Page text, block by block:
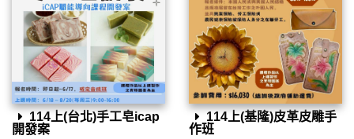
114上(台北)手工皂icap
開發案
114上(基隆)皮革皮雕手
作班